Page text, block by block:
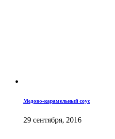
Медово-карамельный соус
29 сентября, 2016